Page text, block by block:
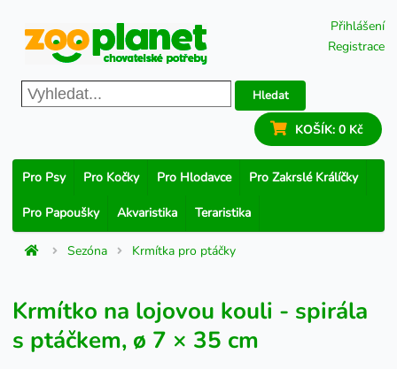
Přihlášení
Registrace
Hledat
KOŠÍK: 0 Kč
Pro Psy Pro Kočky Pro Hlodavce Pro Zakrslé Králíčky
Pro Papoušky Akvaristika Teraristika
Sezóna Krmítka pro ptáčky
Krmítko na lojovou kouli - spirála
s ptáčkem, ø 7 × 35 cm